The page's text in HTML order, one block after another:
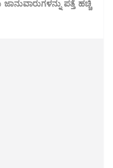
ಪತ್ತೆ ಹಚ್ಚಿ